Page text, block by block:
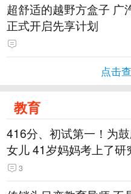
超舒适的越野方盒子 广
正式开启先享计划
点击
教育
416分、初试第一！为
女儿 41岁妈妈考上了研
3